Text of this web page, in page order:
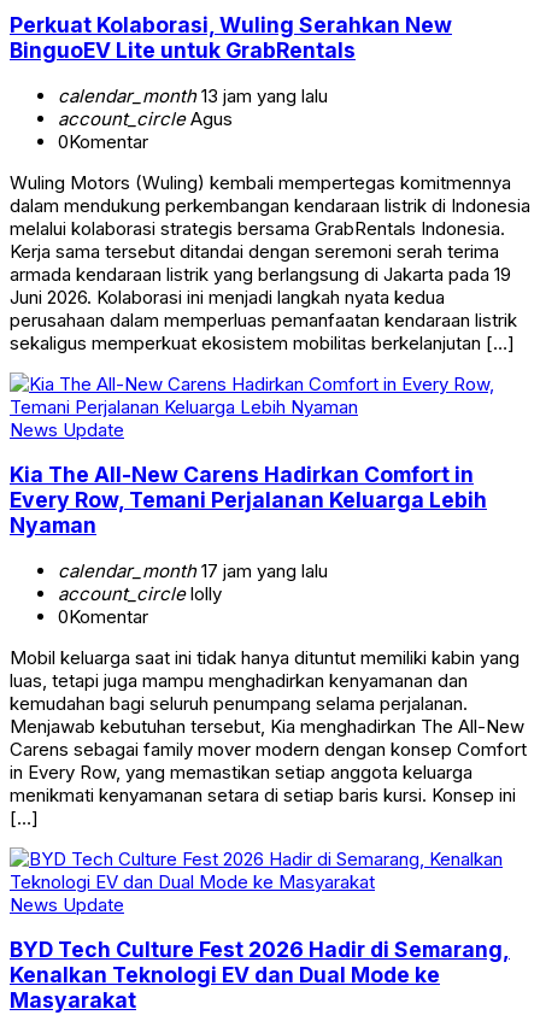
Perkuat Kolaborasi, Wuling Serahkan New
BinguoEV Lite untuk GrabRentals
calendar_month13 jam yang lalu
account_circleAgus
0Komentar
Wuling Motors (Wuling) kembali mempertegas komitmennya
dalam mendukung perkembangan kendaraan listrik di Indonesia
melalui kolaborasi strategis bersama GrabRentals Indonesia.
Kerja sama tersebut ditandai dengan seremoni serah terima
armada kendaraan listrik yang berlangsung di Jakarta pada 19
Juni 2026. Kolaborasi ini menjadi langkah nyata kedua
perusahaan dalam memperluas pemanfaatan kendaraan listrik
sekaligus memperkuat ekosistem mobilitas berkelanjutan […]
News Update
Kia The All-New Carens Hadirkan Comfort in
Every Row, Temani Perjalanan Keluarga Lebih
Nyaman
calendar_month17 jam yang lalu
account_circlelolly
0Komentar
Mobil keluarga saat ini tidak hanya dituntut memiliki kabin yang
luas, tetapi juga mampu menghadirkan kenyamanan dan
kemudahan bagi seluruh penumpang selama perjalanan.
Menjawab kebutuhan tersebut, Kia menghadirkan The All-New
Carens sebagai family mover modern dengan konsep Comfort
in Every Row, yang memastikan setiap anggota keluarga
menikmati kenyamanan setara di setiap baris kursi. Konsep ini
[…]
News Update
BYD Tech Culture Fest 2026 Hadir di Semarang,
Kenalkan Teknologi EV dan Dual Mode ke
Masyarakat